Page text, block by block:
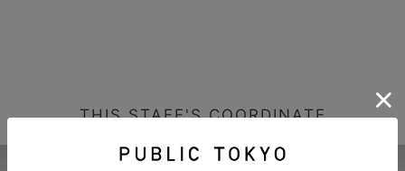
THIS STAFF'S COORDINATE